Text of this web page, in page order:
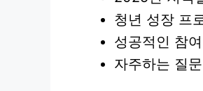
청년 성장 프
성공적인 참
자주하는 질